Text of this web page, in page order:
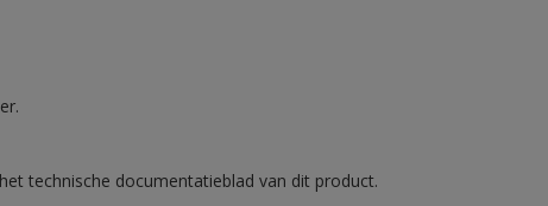
technische documentatieblad van dit product.